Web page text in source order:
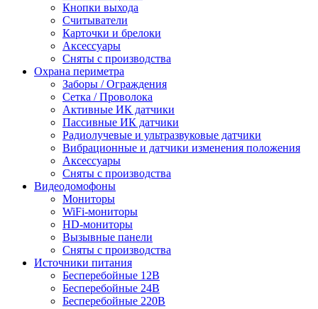
Кнопки выхода
Считыватели
Карточки и брелоки
Аксессуары
Сняты с производства
Охрана периметра
Заборы / Ограждения
Сетка / Проволока
Активные ИК датчики
Пассивные ИК датчики
Радиолучевые и ультразвуковые датчики
Вибрационные и датчики изменения положения
Аксессуары
Сняты с производства
Видеодомофоны
Мониторы
WiFi-мониторы
HD-мониторы
Вызывные панели
Сняты с производства
Источники питания
Бесперебойные 12В
Бесперебойные 24В
Бесперебойные 220В